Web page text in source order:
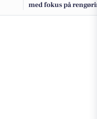
med fokus på
hverdagsforbedringer